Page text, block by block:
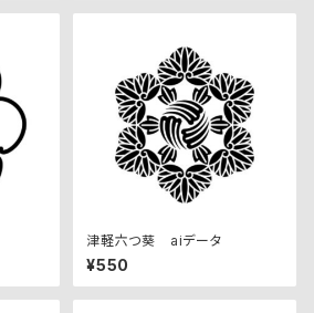
津軽六つ葵 aiデータ
¥550